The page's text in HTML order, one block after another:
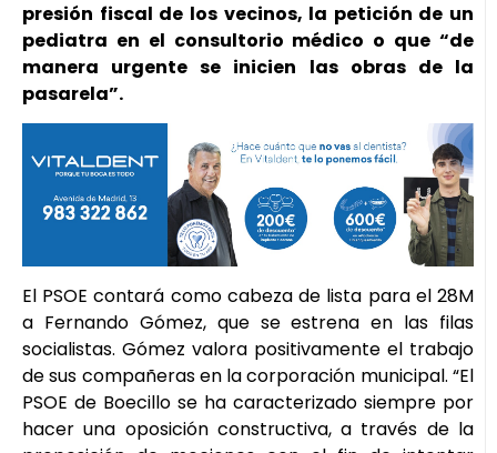
presión fiscal de los vecinos, la petición de un
pediatra en el consultorio médico o que “de
manera urgente se inicien las obras de la
pasarela”.
El PSOE contará como cabeza de lista para el 28M
a Fernando Gómez, que se estrena en las filas
socialistas. Gómez valora positivamente el trabajo
de sus compañeras en la corporación municipal. “El
PSOE de Boecillo se ha caracterizado siempre por
hacer una oposición constructiva, a través de la